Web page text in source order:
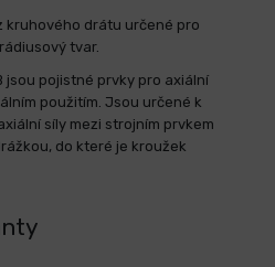
kruhového drátu určené pro
tvar.
jsou pojistné prvky pro axiální
použitím. Jsou určené k
síly mezi strojním prvkem
do které je kroužek